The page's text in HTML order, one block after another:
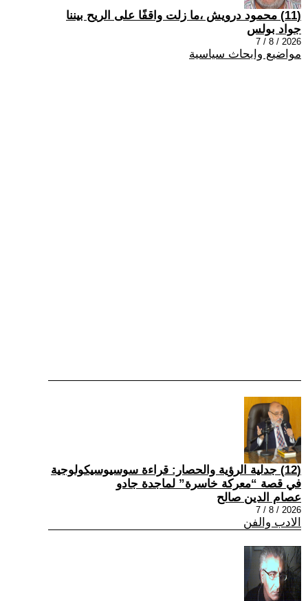
(11) محمود درويش ،ما زلت واقفًا على الريح بيننا
جواد بولس
2026 / 8 / 7
مواضيع وابحاث سياسية
(12) جدلية الرؤية والحصار: قراءة سوسيوسيكولوجية
في قصة “معركة خاسرة” لماجدة جادو
عصام الدين صالح
2026 / 8 / 7
الادب والفن